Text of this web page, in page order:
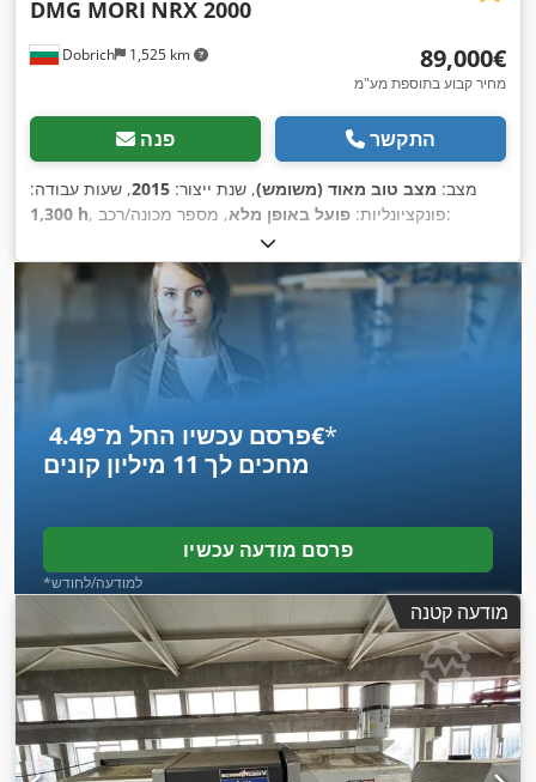
Dobrich 1,525 km
DMG MORI NRX 2000
‏89,000 ‏€
מחיר קבוע בתוספת מע"מ
פנה התקשר
מצב: מצב טוב מאוד (משומש), שנת ייצור: 2015, שעות עבודה:
1,300 h
, פונקציונליות: פועל באופן מלא
, מספר מכונה/רכב:
פרסם עכשיו החל מ־‏4.49 ‏€*
מחכים לך 11 מיליון קונים
פרסם מודעה עכשיו
*למודעה/לחודש
מודעה קטנה